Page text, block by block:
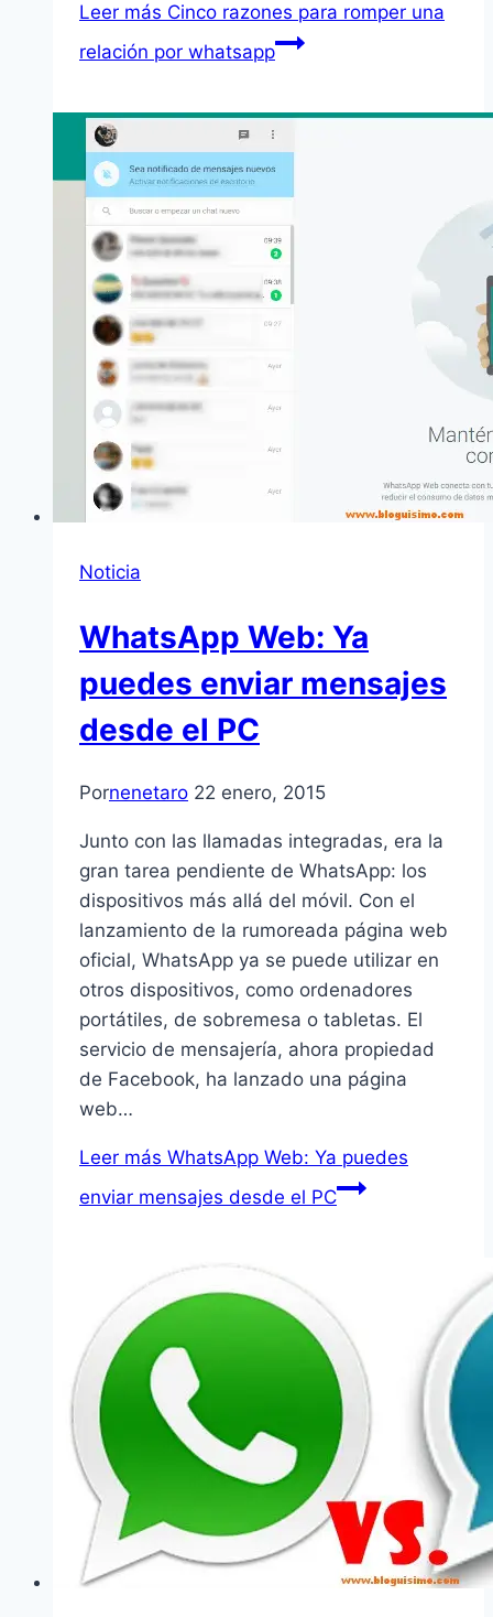
Leer más Cinco razones para romper una
relación por whatsapp
Noticia
WhatsApp Web: Ya
puedes enviar mensajes
desde el PC
Pornenetaro 22 enero, 2015
Junto con las llamadas integradas, era la
gran tarea pendiente de WhatsApp: los
dispositivos más allá del móvil. Con el
lanzamiento de la rumoreada página web
oficial, WhatsApp ya se puede utilizar en
otros dispositivos, como ordenadores
portátiles, de sobremesa o tabletas. El
servicio de mensajería, ahora propiedad
de Facebook, ha lanzado una página
web…
Leer más WhatsApp Web: Ya puedes
enviar mensajes desde el PC